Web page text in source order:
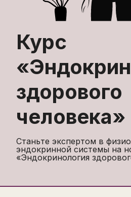
Курс
«
здорового
человека»
Станьте экспертом в
эндокринной системы на
«Эндокринология